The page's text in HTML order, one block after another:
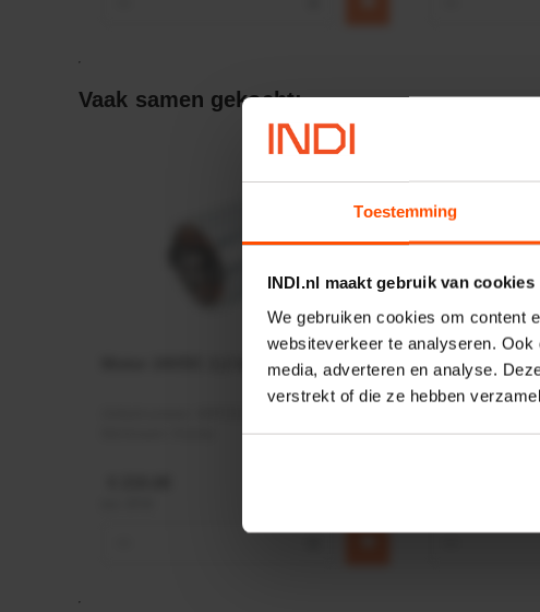
Toestemming
INDI.nl maakt gebruik van cookies
We gebruiken cookies om content
websiteverkeer te analyseren.
media, adverteren en analyse.
verstrekt of die ze hebben
Vaak samen gekocht:
Motor 24VDC 2,2 kw + PTC
+
Rotator CPR
Ø17mm
Merknaam:
−